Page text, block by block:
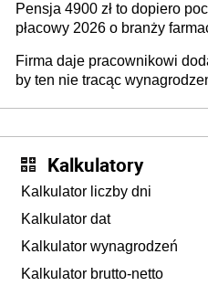
ubezpieczeniom społecznym
Pensja 4900 zł to dopiero
płacowy 2026 o branży
Firma daje pracownikowi
by ten nie tracąc
Kalkulatory
Kalkulator liczby dni
Kalkulator dat
Kalkulator wynagrodzeń
Kalkulator brutto-netto